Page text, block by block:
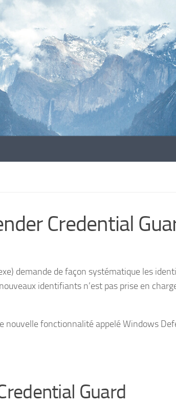
Credential
demande de façon systématique les
identifiants n’est pas prise en
nouvelle fonctionnalité appelé Windows
Guard